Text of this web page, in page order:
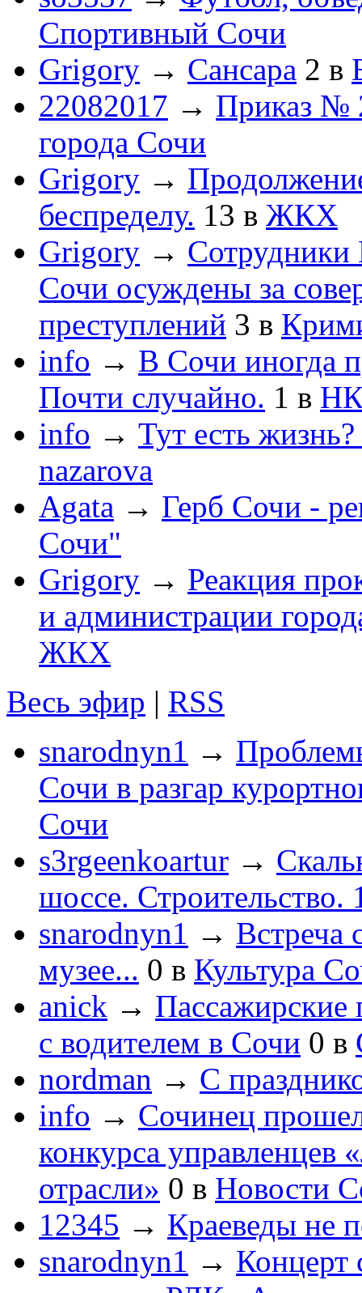
Спортивный Сочи
Grigory → Сансара 2 в
22082017 → Приказ №
города Сочи
Grigory →
беспределу. 13 в ЖКХ
Grigory →
Сочи осуждены за
преступлений 3 в
info → В Сочи иногда
Почти случайно. 1 в
info → Тут есть
nazarova
Agata → Герб Сочи -
Сочи"
Grigory → Реакция
и администрации
ЖКХ
Весь эфир | RSS
snarodnyn1 →
Сочи в разгар
Сочи
s3rgeenkoartur →
шоссе. Строительство.
snarodnyn1 → Встреча
музее... 0 в Культура
anick → Пассажирские
с водителем в Сочи 0 в
nordman → С
info → Сочинец
конкурса управленцев
отрасли» 0 в Новости
12345 → Краеведы не
snarodnyn1 → Концерт